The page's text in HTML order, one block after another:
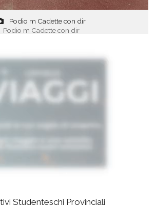
Podio m Cadette con dir
Podio m Cadette con dir
Studenteschi Provinciali